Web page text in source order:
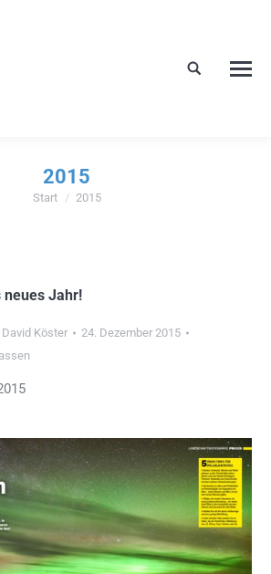
2015
Sie befinden sich hier:
Start 2015
neues Jahr!
David Köster
24. Dezember 2015